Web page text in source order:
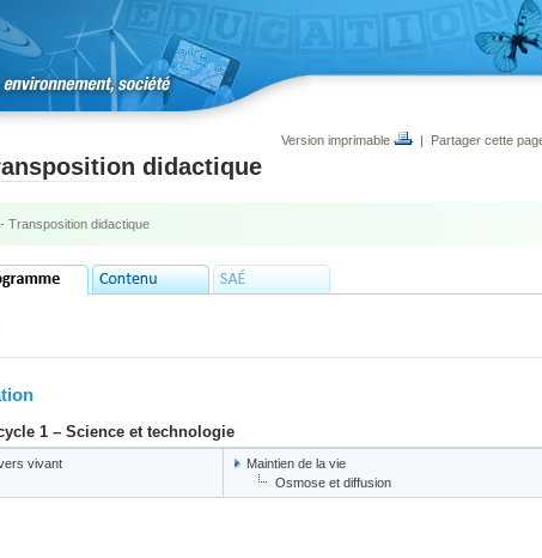
Version imprimable | Partager cette
didactique
- Transposition didactique
1 – Science et technologie
vivant
Maintien de la vie
Osmose et diffusion